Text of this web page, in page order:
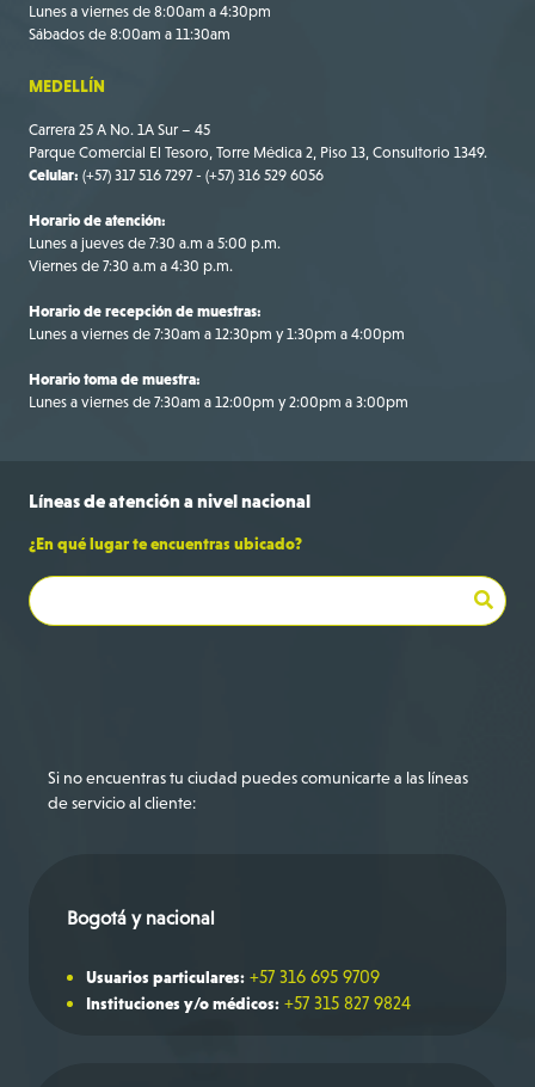
Lunes a viernes de 8:00am a 4:30pm
Sábados de 8:00am a 11:30am
MEDELLÍN
Carrera 25 A No. 1A Sur – 45
Parque Comercial El Tesoro, Torre Médica 2, Piso 13, Consultorio 1349.
Celular: (+57) 317 516 7297 - (+57) 316 529 6056
Horario de atención:
Lunes a jueves de 7:30 a.m a 5:00 p.m.
Viernes de 7:30 a.m a 4:30 p.m.
Horario de recepción de muestras:
Lunes a viernes de 7:30am a 12:30pm y 1:30pm a 4:00pm
Horario toma de muestra:
Lunes a viernes de 7:30am a 12:00pm y 2:00pm a 3:00pm
Líneas deatención anivel nacional
¿En qué lugar te encuentras ubicado?
Si no encuentras tu ciudad puedes comunicarte a las líneas
de servicio al cliente:
Bogotá y nacional
Usuarios particulares: +57 316 695 9709
Instituciones y/o médicos: +57 315 827 9824